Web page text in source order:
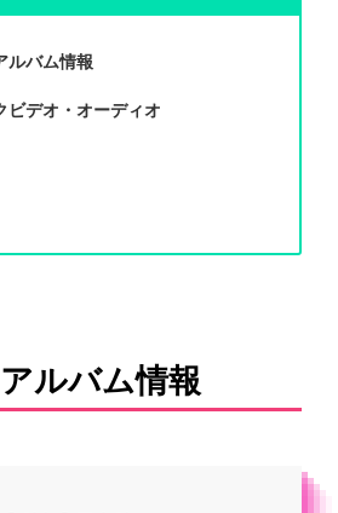
ルバム情報
ビデオ・オーディオ
ルバム情報